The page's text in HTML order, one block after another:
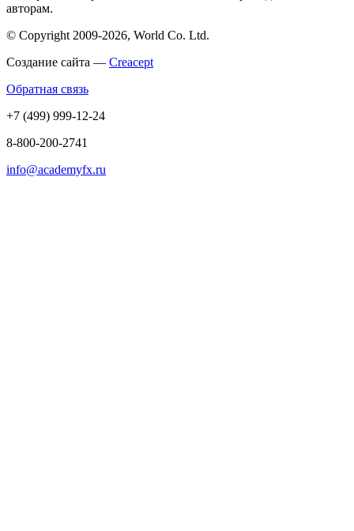
авторам.
© Copyright 2009-2026, World Co. Ltd.
Создание сайта — Creacept
Обратная связь
+7 (499) 999-12-24
8-800-200-2741
info@academyfx.ru